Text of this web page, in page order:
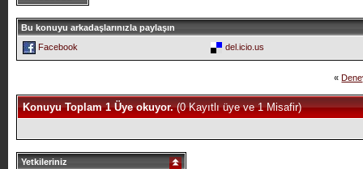
Bu konuyu arkadaşlarınızla paylaşın
Facebook
del.icio.us
«
Konuyu Toplam 1 Üye okuyor.(0 Kayıtlı üye ve 1 Misafir)
Yetkileriniz